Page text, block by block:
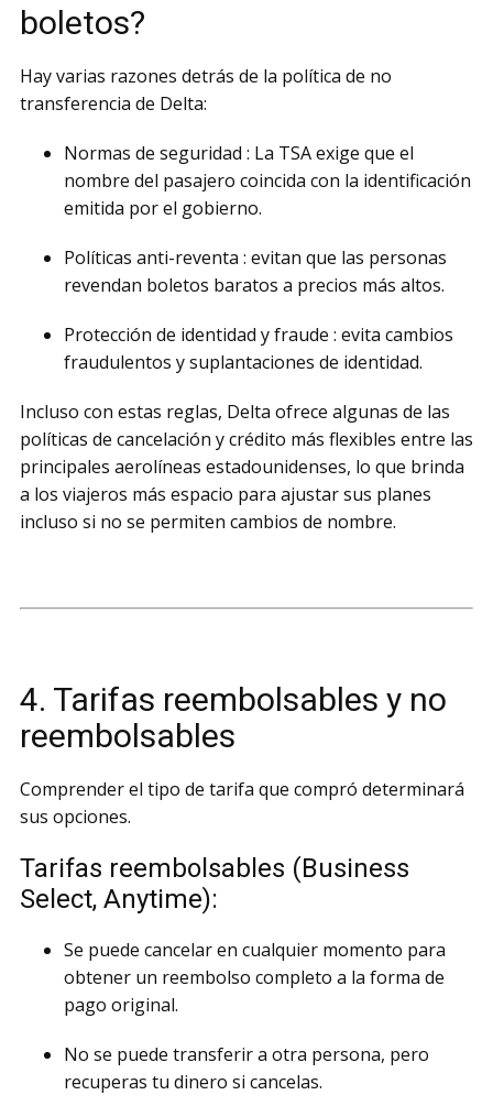
boletos?
Hay varias razones detrás de la política de no
transferencia de Delta:
Normas de seguridad : La TSA exige que el
nombre del pasajero coincida con la identificación
emitida por el gobierno.
Políticas anti-reventa : evitan que las personas
revendan boletos baratos a precios más altos.
Protección de identidad y fraude : evita cambios
fraudulentos y suplantaciones de identidad.
Incluso con estas reglas, Delta ofrece algunas de las
políticas de cancelación y crédito más flexibles entre las
principales aerolíneas estadounidenses, lo que brinda
a los viajeros más espacio para ajustar sus planes
incluso si no se permiten cambios de nombre.
4. Tarifas reembolsables y no
reembolsables
Comprender el tipo de tarifa que compró determinará
sus opciones.
Tarifas reembolsables (Business
Select, Anytime):
Se puede cancelar en cualquier momento para
obtener un reembolso completo a la forma de
pago original.
No se puede transferir a otra persona, pero
recuperas tu dinero si cancelas.